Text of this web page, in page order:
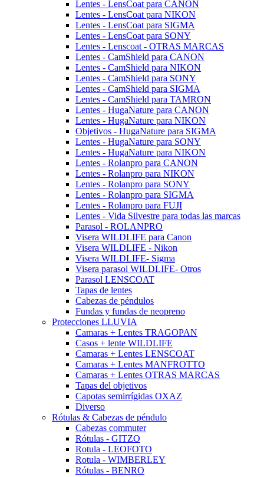
Lentes - LensCoat para CANON
Lentes - LensCoat para NIKON
Lentes - LensCoat para SIGMA
Lentes - LensCoat para SONY
Lentes - Lenscoat - OTRAS MARCAS
Lentes - CamShield para CANON
Lentes - CamShield para NIKON
Lentes - CamShield para SONY
Lentes - CamShield para SIGMA
Lentes - CamShield para TAMRON
Lentes - HugaNature para CANON
Lentes - HugaNature para NIKON
Objetivos - HugaNature para SIGMA
Lentes - HugaNature para SONY
Lentes - HugaNature para NIKON
Lentes - Rolanpro para CANON
Lentes - Rolanpro para NIKON
Lentes - Rolanpro para SONY
Lentes - Rolanpro para SIGMA
Lentes - Rolanpro para FUJI
Lentes - Vida Silvestre para todas las marcas
Parasol - ROLANPRO
Visera WILDLIFE para Canon
Visera WILDLIFE - Nikon
Visera WILDLIFE- Sigma
Visera parasol WILDLIFE- Otros
Parasol LENSCOAT
Tapas de lentes
Cabezas de péndulos
Fundas y fundas de neopreno
Protecciones LLUVIA
Camaras + Lentes TRAGOPAN
Casos + lente WILDLIFE
Camaras + Lentes LENSCOAT
Camaras + Lentes MANFROTTO
Camaras + Lentes OTRAS MARCAS
Tapas del objetivos
Capotas semirrígidas OXAZ
Diverso
Rótulas & Cabezas de péndulo
Cabezas commuter
Rótulas - GITZO
Rotula - LEOFOTO
Rotula - WIMBERLEY
Rótulas - BENRO